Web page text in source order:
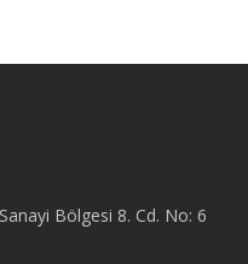
Bölgesi 8. Cd. No: 6